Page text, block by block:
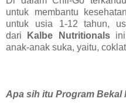
untuk membantu
untuk usia 1-12 tahun,
dari
Kalbe Nutritionalsini
anak-anak suka, yaitu,
Apa sih itu Program Bekal